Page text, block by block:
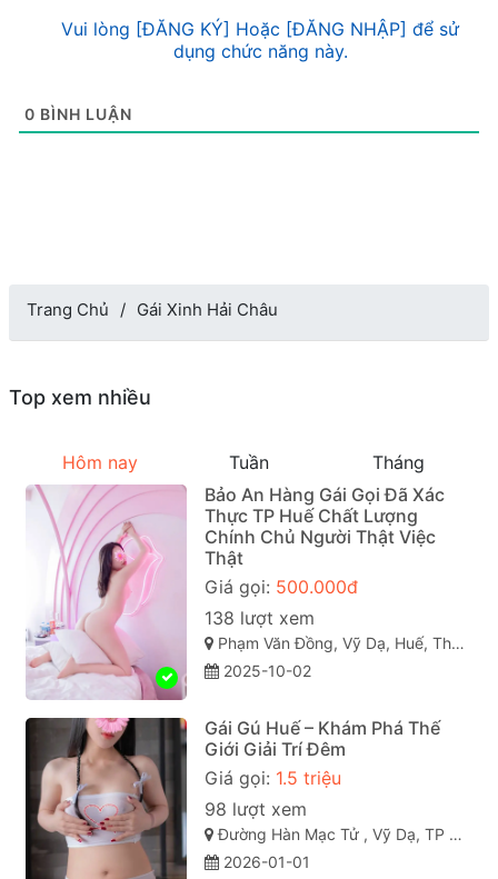
Vui lòng [ĐĂNG KÝ] Hoặc [ĐĂNG NHẬP] để sử
dụng chức năng này.
0 BÌNH LUẬN
Trang Chủ Gái Xinh Hải Châu
Top xem nhiều
Hôm nay Tuần
Tháng
Bảo An Hàng Gái Gọi Đã Xác
Thực TP Huế Chất Lượng
Chính Chủ Người Thật Việc
Thật
Giá gọi: 500.000đ
138 lượt xem
Phạm Văn Đồng, Vỹ Dạ, Huế, Thừa Thiên Huế
2025-10-02
Gái Gú Huế – Khám Phá Thế
Giới Giải Trí Đêm
Giá gọi: 1.5 triệu
98 lượt xem
Đường Hàn Mạc Tử , Vỹ Dạ, TP Huế
2026-01-01